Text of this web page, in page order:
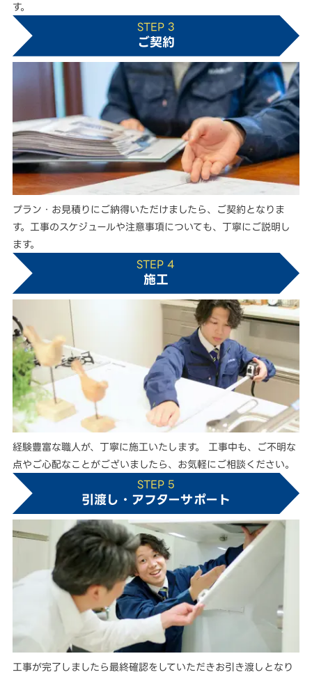
す。
STEP 3
ご契約
プラン・お見積りにご納得いただけましたら、ご契約となりま
す。工事のスケジュールや注意事項についても、丁寧にご説明し
ます。
STEP 4
施工
経験豊富な職人が、丁寧に施工いたします。 工事中も、ご不明な
点やご心配なことがございましたら、お気軽にご相談ください。
STEP 5
引渡し・アフターサポート
工事が完了しましたら最終確認をしていただきお引き渡しとなり